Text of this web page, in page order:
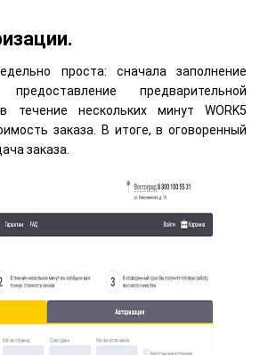
проста: сначала заполнение
предварительной
течение нескольких минут WORK5
заказа. В итоге, в оговоренный
заказа.